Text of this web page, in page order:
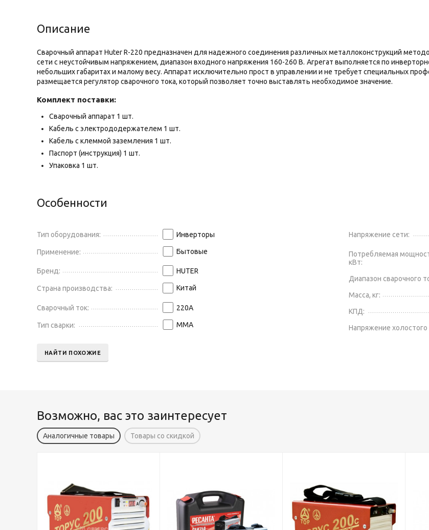
Описание
Сварочный аппарат Huter R-220 предназначен для надежного соединения различных металлоконструкций
сети с неустойчивым напряжением, диапазон входного напряжения 160-260 В. Агрегат выполняется по
небольших габаритах и малому весу. Аппарат исключительно прост в управлении и не требует специальных
размещается регулятор сварочного тока, который позволяет точно выставлять необходимое значение.
Комплект поставки:
Сварочный аппарат 1 шт.
Кабель с электрододержателем 1 шт.
Кабель с клеммой заземления 1 шт.
Паспорт (инструкция) 1 шт.
Упаковка 1 шт.
Особенности
Тип оборудования: Инверторы
Применение: Бытовые
Бренд: HUTER
Страна производства: Китай
Сварочный ток: 220А
Тип сварки: MMA
Напряжение сети:
Потребляемая
кВт:
Диапазон сварочного
Масса, кг:
КПД:
Напряжение холостого
НАЙТИ ПОХОЖИЕ
Возможно, вас это заинтересует
Аналогичные товары Товары со скидкой